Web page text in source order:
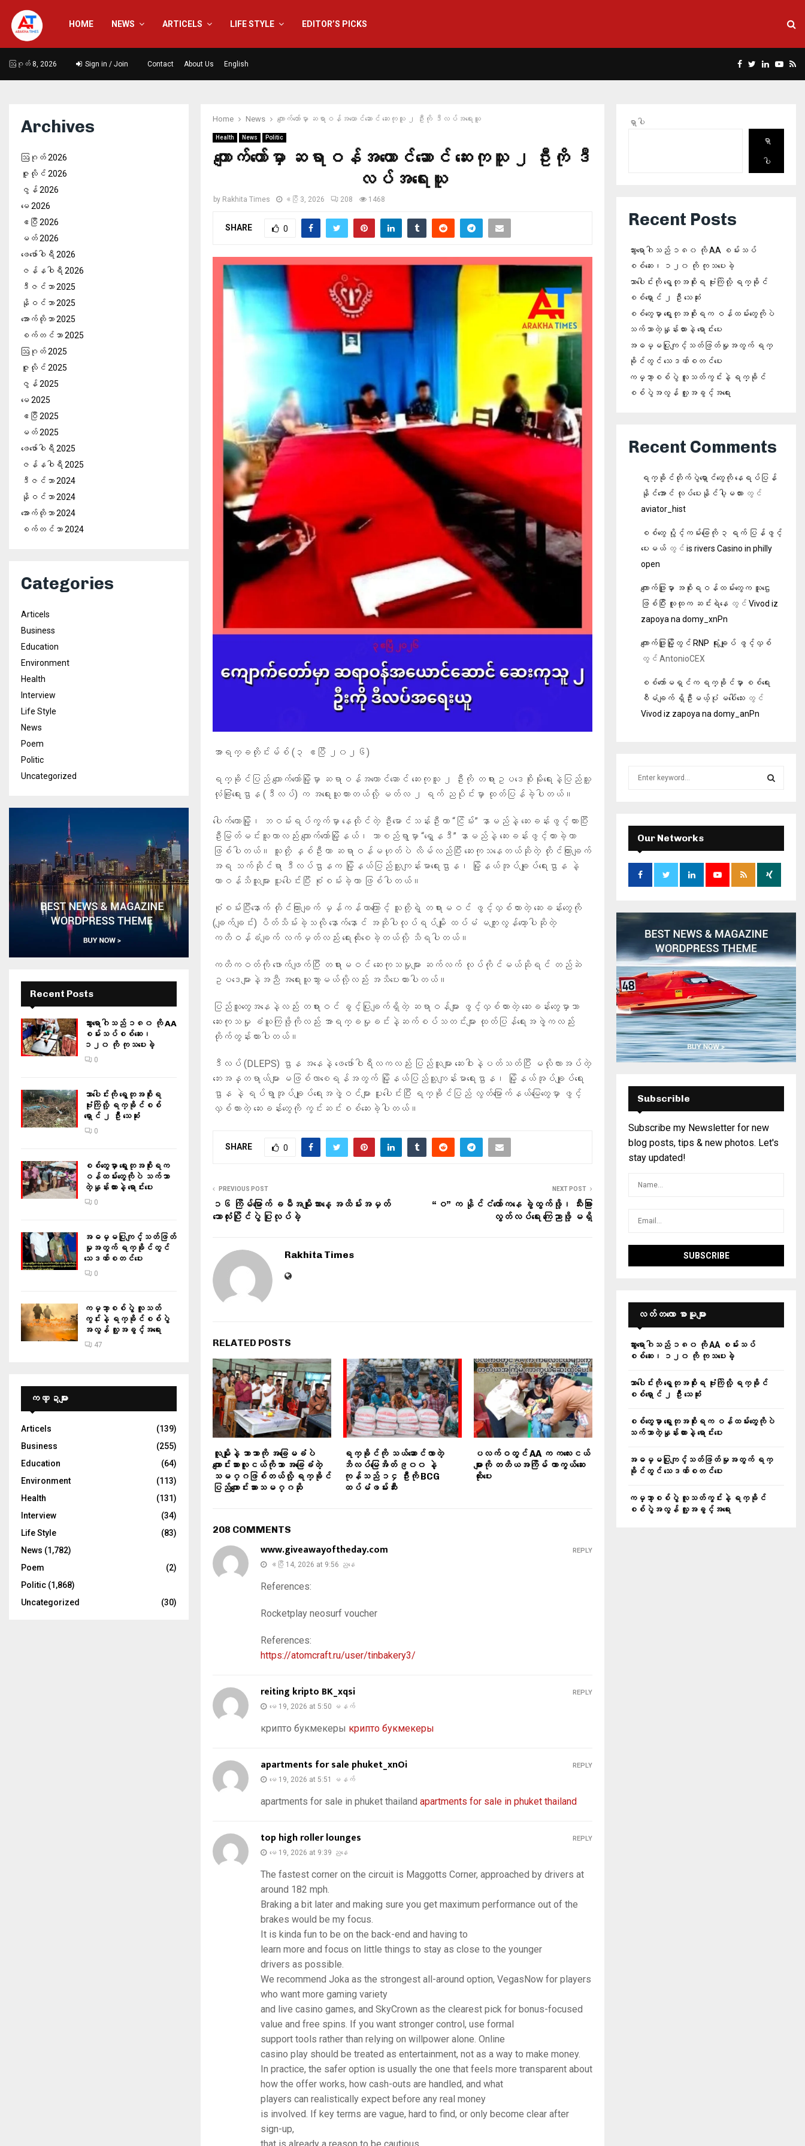
HOME NEWS ARTICELS LIFE STYLE EDITOR’S PICKS
ဩဂုတ် 8, 2026 Sign in / Join Contact About Us English Facebook
Twitter
Linkedin
Home News ကျောက်တော်မှာ ဆရာဝန်အယောင်ဆောင် ဆေးကုသူ ၂ ဦးကို ဒီလပ်အရေးယူ
Health News Politic
ကျောက်တော်မှာ ဆရာဝန်အယောင်ဆောင် ဆေးကုသူ ၂ ဦးကို ဒီ
လပ်အရေးယူ
by Rakhita Times ဧပြီ 3, 2026 208 1468
SHARE 0
အာရက္ခတိုင်းမ်စ် (၃ ဧပြီ ၂၀၂၆)
ရက္ခိုင်ပြည် ကျောက်တော်မြို့မှာ ဆရာဝန်အယောင်ဆောင် ဆေးကုသူ ၂ ဦးကို တရားဥပဒေစိုးမိုးရေးနဲ့ပြည်သူ့
လုံခြုံရေးဌာန (ဒီလပ်) က အရေးယူထားတယ်လို့ မတ်လ ၂ ရက် ညပိုင်းမှာ ထုတ်ပြန်ခဲ့ပါတယ်။
ပေါက်တောမြို့၊ ဘဝမ်းရပ်ကွက်မှာ နေထိုင်တဲ့ ဦးမောင်သန်းဦးဟာ “ငြိမ်း” နာမည်နဲ့ ဆေးခန်းဖွင့်ထားပြီး
ဦးမြတ်မင်းသူဟာလည်း ကျောက်တော်မြို့နယ်၊ သာစည်ရွာမှာ “ရွှေနဒီ” နာမည်နဲ့ ဆေးခန်းဖွင့်ထားခဲ့တာ
ဖြစ်ပါတယ်။ သူတို့ နှစ်ဦးဟာ ဆရာဝန်မဟုတ်ပဲ လိမ်လည်ပြီး ဆေးကုသနေတယ်ဆိုတဲ့ တိုင်ကြားချက်
အရ သက်ဆိုင်ရာ ဒီလပ်ဌာနက မြို့နယ်ပြည်သူ့ကျန်းမာရေးဌာန၊ မြို့နယ်အုပ်ချုပ်ရေးဌာန နဲ့
တာဝန်သိသူများ ပူးပေါင်းပြီး စုံစမ်းခဲ့တာ ဖြစ်ပါတယ်။
စုံစမ်းပြီးနောက် တိုင်ကြားချက် မှန်ကန်တာကြောင့် သူတို့ရဲ့ တရားမဝင် ဖွင့်လှစ်ထားတဲ့ ဆေးခန်းတွေကို
(ချက်ချင်း) ပိတ်သိမ်းခဲ့သလို နောက်နောင် အဆိုပါလုပ်ရပ်မျိုး ထပ်မံ မကျူးလွန်တော့ပါဆိုတဲ့
ကတိဝန်ခံချက် လက်မှတ်လည်း ရေးထိုးစေခဲ့တယ်လို့ သိရပါတယ်။
ကတိကဝတ်ကို ဖောက်ဖျက်ပြီး တရားမဝင် ဆေးကုသမှုများ ဆက်လက် လုပ်ကိုင်မယ်ဆိုရင် တည်ဆဲ
ဥပဒေများနဲ့အညီ အရေးယူသွားမယ်လို့လည်း အသိပေးထားပါတယ်။
ပြည်သူတွေအနေနဲ့လည်း တရားဝင် ခွင့်ပြုချက်ရှိတဲ့ ဆရာဝန်များ ဖွင့်လှစ်ထားတဲ့ ဆေးခန်းတွေမှာသာ
ဆေးကုသမှု ခံယူကြဖို့ကိုလည်း အာရက္ခမှုခင်းနဲ့ဆက်စပ်သတင်းများ ထုတ်ပြန်ရေးအဖွဲ့ကလည်း
တိုက်တွန်းထားပါတယ်။
ဒီလပ် (DLEPS) ဌာန အနေနဲ့ ဖေဖော်ဝါရီလကလည်း ပြည်သူများ ဆေးဝါးနဲ့ပတ်သတ်ပြီး မလိုလားအပ်တဲ့
ဘေးအန္တရာယ်များ မဖြစ်လာစေရန်အတွက် မြို့နယ်ပြည်သူ့ကျန်းမာရေးဌာန၊ မြို့နယ်အုပ်ချုပ်ရေး
ဌာန နဲ့ ရပ်ရွာအုပ်ချုပ်ရေးအဖွဲ့ဝင်များ ပူးပေါင်းပြီး ရက္ခိုင်ပြည် လွတ်မြောက်နယ်မြေတွေမှာ ဖွင့်
လှစ်ထားတဲ့ ဆေးခန်းတွေကို ကွင်းဆင်းစစ်ဆေးခဲ့ပါတယ်။
SHARE 0
PREVIOUS POST
၁၆ ကြိမ်မြောက် ခမီအမျိုးသားနေ့ အထိမ်းအမှတ်
ဘောလုံးပြိုင်ပွဲ ပြုလုပ်ခဲ့
NEXT POST
“ဝ” က နိုင်ငံတော်ကနေ ခွဲထွက်ဖို့၊ သီးခြား
လွတ်လပ်ရေး ကြေညာဖို့ မရှိ
Rakhita Times
RELATED POSTS
လူမျိုးနဲ့ ဘာသာကို အခြေမခံပဲ
ကျောင်းသားလူငယ်ကိုသာ အခြေခံတဲ့
သမဂ္ဂဖြစ်တယ်လို့ ရက္ခိုင်
ပြည်ကျောင်းသားသမဂ္ဂဆို
ရက္ခိုင်ကို သယ်ဆောင်လာတဲ့
ဘိလပ်မြေအိတ် ၉၀၀ နဲ့
ကုန်သည် ၁၄ ဦးကို BCG
ထပ်မံဖမ်းဆီး
ပလက်ဝတွင် AA က ကလေးငယ်
များကို တတိယအကြိမ် ကာကွယ်ဆေး
ထိုးပေး
208 COMMENTS
www.giveawayoftheday.com
ဧပြီ 14, 2026 at 9:56 ညနေ
References:
Rocketplay neosurf voucher
References:
https://atomcraft.ru/user/tinbakery3/
REPLY
reiting kripto BK_xqsi
မေ 19, 2026 at 5:50 မနက်
крипто букмекеры крипто букмекеры
REPLY
apartments for sale phuket_xnOi
မေ 19, 2026 at 5:51 မနက်
apartments for sale in phuket thailand apartments for sale in phuket thailand
REPLY
top high roller lounges
မေ 19, 2026 at 9:39 ညနေ
The fastest corner on the circuit is Maggotts Corner, approached by drivers at
around 182 mph.
Braking a bit later and making sure you get maximum performance out of the
brakes would be my focus.
It is kinda fun to be on the back-end and having to
learn more and focus on little things to stay as close to the younger
drivers as possible.
We recommend Joka as the strongest all-around option, VegasNow for players
who want more gaming variety
and live casino games, and SkyCrown as the clearest pick for bonus-focused
value and free spins. If you want stronger control, use formal
support tools rather than relying on willpower alone. Online
casino play should be treated as entertainment, not as a way to make money.
In practice, the safer option is usually the one that feels more transparent about
how the offer works, how cash-outs are handled, and what
players can realistically expect before any real money
is involved. If key terms are vague, hard to find, or only become clear after
sign-up,
REPLY
Archives
ဩဂုတ် 2026
ဇူလိုင် 2026
ဇွန် 2026
မေ 2026
ဧပြီ 2026
မတ် 2026
ဖေ‌ဖော်ဝါရီ 2026
ဇန်နဝါရီ 2026
ဒီဇင်ဘာ 2025
နိုဝင်ဘာ 2025
အောက်တိုဘာ 2025
စက်တင်ဘာ 2025
ဩဂုတ် 2025
ဇူလိုင် 2025
ဇွန် 2025
မေ 2025
ဧပြီ 2025
မတ် 2025
ဖေ‌ဖော်ဝါရီ 2025
ဇန်နဝါရီ 2025
ဒီဇင်ဘာ 2024
နိုဝင်ဘာ 2024
အောက်တိုဘာ 2024
စက်တင်ဘာ 2024
Categories
Articels
Business
Education
Environment
Health
Interview
Life Style
News
Poem
Politic
Uncategorized
Recent Posts
သွားရောဂါသည် ၁၈၀ ကို AA
စမ်းသပ်စစ်ဆေး၊
၁၂၀ ကို ကုသပေးခဲ့
0
သာပေါင်းကို ရွေတုအစိုးရ
ဗုံးကြဲလို့ ရက္ခိုင်စစ်
ရှောင် ၂ ဦး သေဆုံး
0
စစ်တွေမှာ ရွေးတုအစိုးရက
ဝန်ထမ်းတွေကိုပဲ သက်သာ
တဲ့နှုန်းထားနဲ့ ရောင်းပေး
0
အဓမ္မပြုကျင့်သတ်ဖြတ်
မှုအတွက် ရက္ခိုင်တွင်
သေဒဏ်စတင်ပေး
0
ကမ္ဘာ့စစ်ပွဲ လူသတ်
ကွင်းနဲ့ ရက္ခိုင်စစ်ပွဲ
အလွန် လူ့အခွင့်အရေး
47
ကဏ္ဍများ
Articels
(139)
Business
(255)
Education
(64)
Environment
(113)
Health
(131)
Interview
(34)
Life Style
(83)
News (1,782)
Poem
(2)
Politic (1,868)
Uncategorized
(30)
ရှာပါ
ရှာ
ပါ
Recent Posts
သွားရောဂါသည် ၁၈၀ ကို AA စမ်းသပ်
စစ်ဆေး၊ ၁၂၀ ကို ကုသပေးခဲ့
သာပေါင်းကို ရွေတုအစိုးရ ဗုံးကြဲလို့ ရက္ခိုင်
စစ်ရှောင် ၂ ဦး သေဆုံး
စစ်တွေမှာ ရွေးတုအစိုးရက ဝန်ထမ်းတွေကိုပဲ
သက်သာတဲ့နှုန်းထားနဲ့ ရောင်းပေး
အဓမ္မပြုကျင့်သတ်ဖြတ်မှုအတွက် ရက္
ခိုင်တွင် သေဒဏ်စတင်ပေး
ကမ္ဘာ့စစ်ပွဲ လူသတ်ကွင်းနဲ့ ရက္ခိုင်
စစ်ပွဲအလွန် လူ့အခွင့်အရေး
Recent Comments
ရက္ခိုင်တိုက်ပွဲရှောင်တွေကို နေရပ်ပြန်
နိုင်အောင် လုပ်ပေးနိုင်ပါ့မလား တွင်
aviator_hist
စစ်တွေ ပွိုင့်ကမ်းခြေကို ၃ ရက် ပြန်ဖွင့်
ပေးမယ် တွင် is rivers Casino in philly
open
ကျောက်ဖြူမှာ အစိုးရဝန်ထမ်းတွေက သူဌေး
ဖြစ်ပြီး လူထုက ဆင်းရဲနေ တွင် Vivod iz
zapoya na domy_xnPn
ကျောက်ဖြူမြို့တွင် RNP ရုံးချုပ် ဖွင့်လှစ်
တွင် AntonioCEX
စစ်ကော်မရှင်က ရက္ခိုင်မှာ စစ်ရေး
စီမံချက် ရှိဦးမယ့်ပုံ မပေါ်သေး တွင်
Vivod iz zapoya na domy_anPn
:
E
A
R
Our Networks
Subscrible
Subscribe my Newsletter for new
blog posts, tips & new photos. Let's
stay updated!
လတ်တ‌လော စာမူများ
သွားရောဂါသည် ၁၈၀ ကို AA စမ်းသပ်
စစ်ဆေး၊ ၁၂၀ ကို ကုသပေးခဲ့
သာပေါင်းကို ရွေတုအစိုးရ ဗုံးကြဲလို့ ရက္ခိုင်
စစ်ရှောင် ၂ ဦး သေဆုံး
စစ်တွေမှာ ရွေးတုအစိုးရက ဝန်ထမ်းတွေကိုပဲ
သက်သာတဲ့နှုန်းထားနဲ့ ရောင်းပေး
အဓမ္မပြုကျင့်သတ်ဖြတ်မှုအတွက် ရက္
ခိုင်တွင် သေဒဏ်စတင်ပေး
ကမ္ဘာ့စစ်ပွဲ လူသတ်ကွင်းနဲ့ ရက္ခိုင်
စစ်ပွဲအလွန် လူ့အခွင့်အရေး